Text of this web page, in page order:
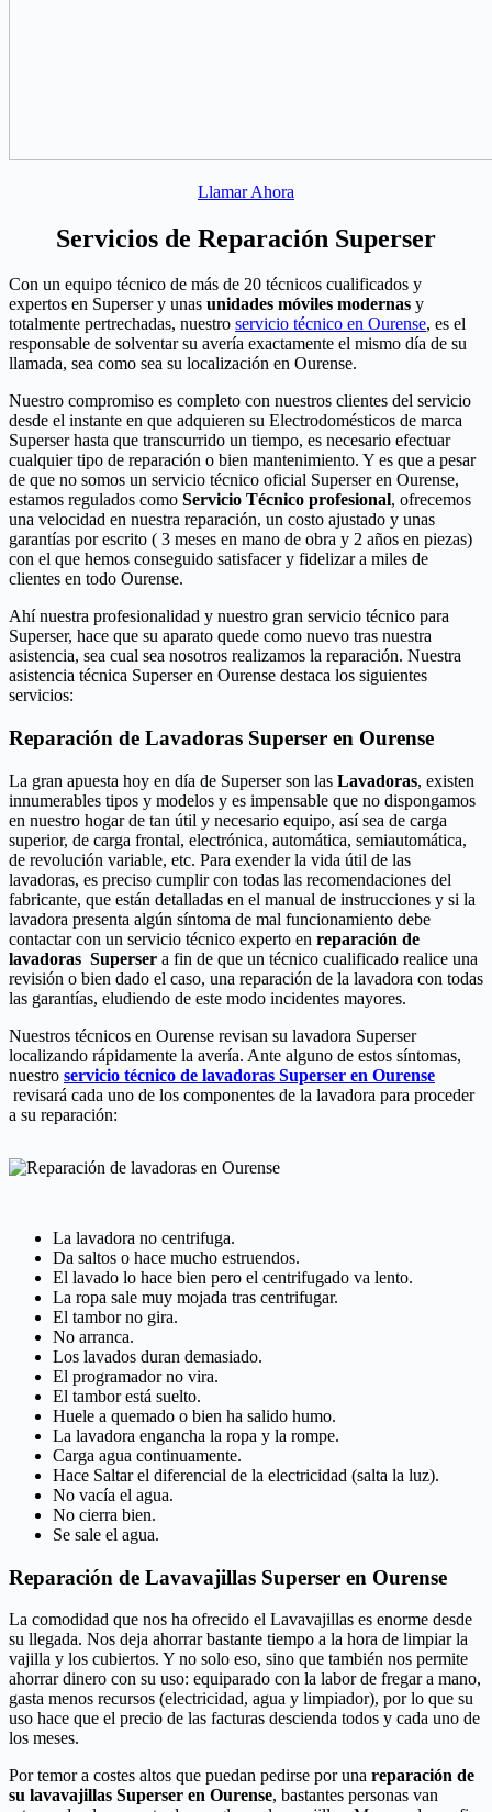
Llamar Ahora
Servicios de Reparación Superser
Con un equipo técnico de más de 20 técnicos cualificados y
expertos en Superser y unas unidades móviles modernas y
totalmente pertrechadas, nuestro servicio técnico en Ourense, es el
responsable de solventar su avería exactamente el mismo día de su
llamada, sea como sea su localización en Ourense.
Nuestro compromiso es completo con nuestros clientes del servicio
desde el instante en que adquieren su Electrodomésticos de marca
Superser hasta que transcurrido un tiempo, es necesario efectuar
cualquier tipo de reparación o bien mantenimiento. Y es que a pesar
de que no somos un servicio técnico oficial Superser en Ourense,
estamos regulados como Servicio Técnico profesional, ofrecemos
una velocidad en nuestra reparación, un costo ajustado y unas
garantías por escrito ( 3 meses en mano de obra y 2 años en piezas)
con el que hemos conseguido satisfacer y fidelizar a miles de
clientes en todo Ourense.
Ahí nuestra profesionalidad y nuestro gran servicio técnico para
Superser, hace que su aparato quede como nuevo tras nuestra
asistencia, sea cual sea nosotros realizamos la reparación. Nuestra
asistencia técnica Superser en Ourense destaca los siguientes
servicios:
Reparación de Lavadoras Superser en Ourense
La gran apuesta hoy en día de Superser son las Lavadoras, existen
innumerables tipos y modelos y es impensable que no dispongamos
en nuestro hogar de tan útil y necesario equipo, así sea de carga
superior, de carga frontal, electrónica, automática, semiautomática,
de revolución variable, etc. Para exender la vida útil de las
lavadoras, es preciso cumplir con todas las recomendaciones del
fabricante, que están detalladas en el manual de instrucciones y si la
lavadora presenta algún síntoma de mal funcionamiento debe
contactar con un servicio técnico experto en reparación de
lavadoras Superser a fin de que un técnico cualificado realice una
revisión o bien dado el caso, una reparación de la lavadora con todas
las garantías, eludiendo de este modo incidentes mayores.
Nuestros técnicos en Ourense revisan su lavadora Superser
localizando rápidamente la avería. Ante alguno de estos síntomas,
nuestro servicio técnico de lavadoras Superser en Ourense
revisará cada uno de los componentes de la lavadora para proceder
a su reparación:
La lavadora no centrifuga.
Da saltos o hace mucho estruendos.
El lavado lo hace bien pero el centrifugado va lento.
La ropa sale muy mojada tras centrifugar.
El tambor no gira.
No arranca.
Los lavados duran demasiado.
El programador no vira.
El tambor está suelto.
Huele a quemado o bien ha salido humo.
La lavadora engancha la ropa y la rompe.
Carga agua continuamente.
Hace Saltar el diferencial de la electricidad (salta la luz).
No vacía el agua.
No cierra bien.
Se sale el agua.
Reparación de Lavavajillas Superser en Ourense
La comodidad que nos ha ofrecido el Lavavajillas es enorme desde
su llegada. Nos deja ahorrar bastante tiempo a la hora de limpiar la
vajilla y los cubiertos. Y no solo eso, sino que también nos permite
ahorrar dinero con su uso: equiparado con la labor de fregar a mano,
gasta menos recursos (electricidad, agua y limpiador), por lo que su
uso hace que el precio de las facturas descienda todos y cada uno de
los meses.
Por temor a costes altos que puedan pedirse por una reparación de
su lavavajillas Superser en Ourense, bastantes personas van